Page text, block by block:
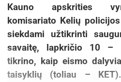
Kauno apskrities
komisariato Kelių
siekdami užtikrinti
savaitę, lapkričio 10 –
tikrino, kaip eismo
taisyklių (toliau –